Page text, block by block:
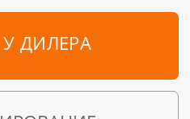
У ДИЛЕРА